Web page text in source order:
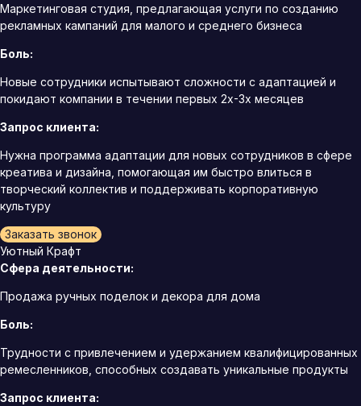
Маркетинговая студия, предлагающая услуги по созданию
рекламных кампаний для малого и среднего бизнеса
Боль:
Новые сотрудники испытывают сложности с адаптацией и
покидают компании в течении первых 2х-3х месяцев
Запрос клиента:
Нужна программа адаптации для новых сотрудников в сфере
креатива и дизайна, помогающая им быстро влиться в
творческий коллектив и поддерживать корпоративную
культуру
Заказать звонок
Уютный Крафт
Сфера деятельности:
Продажа ручных поделок и декора для дома
Боль:
Трудности с привлечением и удержанием квалифицированных
ремесленников, способных создавать уникальные продукты
Запрос клиента: